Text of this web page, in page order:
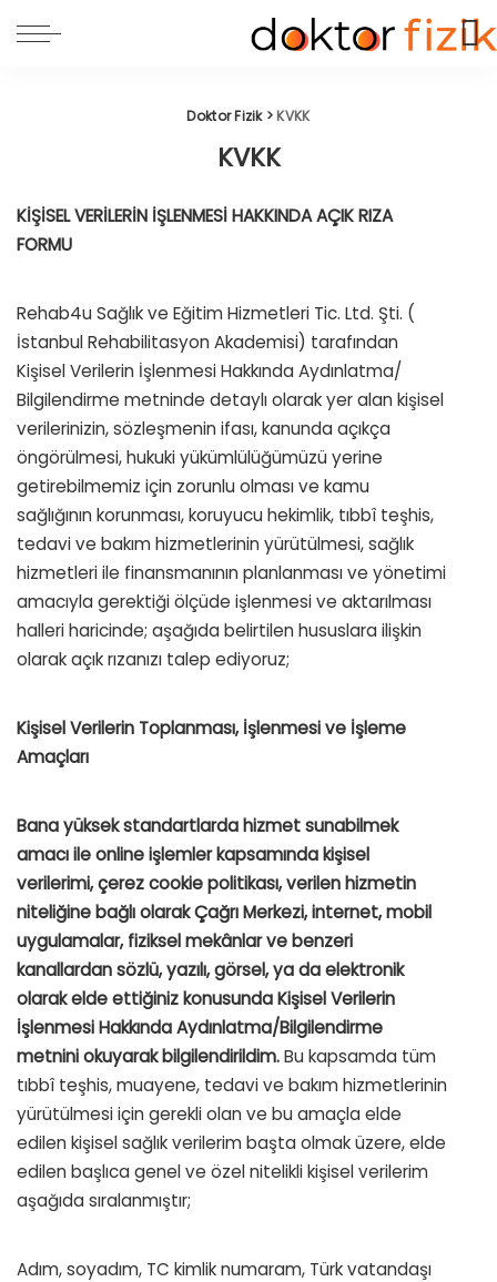
Doktor Fizik> KVKK
KVKK
KİŞİSEL VERİLERİN İŞLENMESİ HAKKINDA AÇIK RIZA
FORMU
Rehab4u Sağlık ve Eğitim Hizmetleri Tic. Ltd. Şti. (
İstanbul Rehabilitasyon Akademisi) tarafından
Kişisel Verilerin İşlenmesi Hakkında Aydınlatma/
Bilgilendirme metninde detaylı olarak yer alan kişisel
verilerinizin, sözleşmenin ifası, kanunda açıkça
öngörülmesi, hukuki yükümlülüğümüzü yerine
getirebilmemiz için zorunlu olması ve kamu
sağlığının korunması, koruyucu hekimlik, tıbbî teşhis,
tedavi ve bakım hizmetlerinin yürütülmesi, sağlık
hizmetleri ile finansmanının planlanması ve yönetimi
amacıyla gerektiği ölçüde işlenmesi ve aktarılması
halleri haricinde; aşağıda belirtilen hususlara ilişkin
olarak açık rızanızı talep ediyoruz;
Kişisel Verilerin Toplanması, İşlenmesi ve İşleme
Amaçları
Bana yüksek standartlarda hizmet sunabilmek
amacı ile online işlemler kapsamında kişisel
verilerimi, çerez cookie politikası, verilen hizmetin
niteliğine bağlı olarak Çağrı Merkezi, internet, mobil
uygulamalar, fiziksel mekânlar ve benzeri
kanallardan sözlü, yazılı, görsel, ya da elektronik
olarak elde ettiğiniz konusunda Kişisel Verilerin
İşlenmesi Hakkında Aydınlatma/Bilgilendirme
metnini okuyarak bilgilendirildim.Bu kapsamda tüm
tıbbî teşhis, muayene, tedavi ve bakım hizmetlerinin
yürütülmesi için gerekli olan ve bu amaçla elde
edilen kişisel sağlık verilerim başta olmak üzere, elde
edilen başlıca genel ve özel nitelikli kişisel verilerim
aşağıda sıralanmıştır;
Adım, soyadım, TC kimlik numaram, Türk vatandaşı